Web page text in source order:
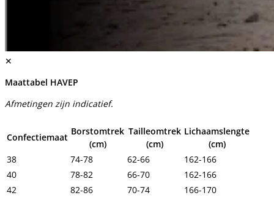
✕
Maattabel HAVEP
Afmetingen zijn indicatief.
Confectiemaat
Borstomtrek
(cm)
Tailleomtrek
(cm)
Lichaamslengte
(cm)
38
74-78 62-66
162-166
40
78-82 66-70
162-166
42
82-86 70-74
166-170